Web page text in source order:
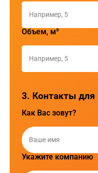
Объем, м³
3. Контакты для
Как Вас зовут?
Укажите компанию